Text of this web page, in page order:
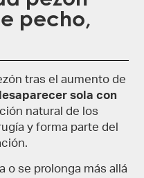
pecho​,
tras el aumento de
sola con
natural de los
y forma parte del
o se prolonga más allá